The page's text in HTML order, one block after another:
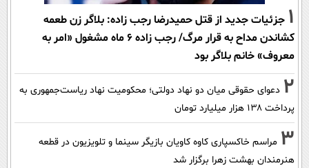
1 جزئیات جدید از قتل حمیدرضا رجب زاده: بلاگر زن طعمه
کشاندن مداح به قرار مرگ/ رجب زاده 6 ماه مشغول «امر به
معروف» خانم بلاگر بود
2 دعوای حقوقی میان دو نهاد دولتی؛ محکومیت نهاد ریاست‌جمهوری به
پرداخت ۱۳۸ هزار میلیارد تومان
3 مراسم خاکسپاری کاوه کاویان بازیگر سینما و تلویزیون در قطعه
هنرمندان بهشت زهرا برگزار شد